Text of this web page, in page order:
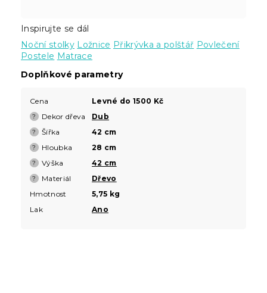
Inspirujte se dál
Noční stolky Ložnice Přikrývka a polštář Povlečení
Postele Matrace
Doplňkové parametry
Cena Levné do 1500 Kč
? Dekor dřeva Dub
? Šířka 42 cm
? Hloubka 28 cm
? Výška 42 cm
? Materiál
Dřevo
Hmotnost
5,75 kg
Lak
Ano